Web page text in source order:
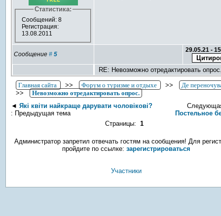
Статистика:
Сообщений: 8
Регистрация:
13.08.2011
Сообщение#5
29.05.21 -
RE: Невозможно отредактировать
Главная сайта >> Форум о туризме и отдыхе >>
Де
>>
Невозможно отредактировать опрос.
◄Які квіти найкраще дарувати чоловікові?
: Предыдущая тема
Постельное
Страницы:1
Администратор запретил отвечать гостям на сообщения! Для
пройдите по ссылке:зарегистрироваться
Участники